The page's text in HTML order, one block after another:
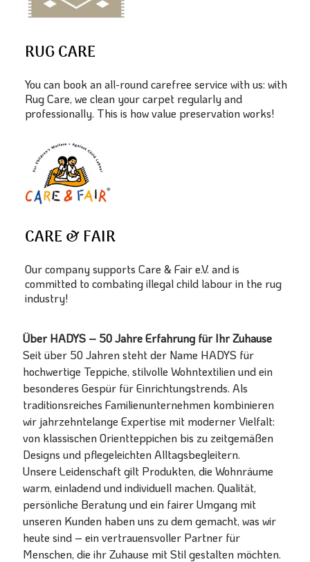
RUG CARE
You can book an all-round carefree service with us: with
Rug Care, we clean your carpet regularly and
professionally. This is how value preservation works!
CARE & FAIR
Our company supports Care & Fair e.V. and is
committed to combating illegal child labour in the rug
industry!
Über HADYS – 50 Jahre Erfahrung für Ihr Zuhause
Seit über 50 Jahren steht der Name HADYS für
hochwertige Teppiche, stilvolle Wohntextilien und ein
besonderes Gespür für Einrichtungstrends. Als
traditionsreiches Familienunternehmen kombinieren
wir jahrzehntelange Expertise mit moderner Vielfalt:
von klassischen Orientteppichen bis zu zeitgemäßen
Designs und pflegeleichten Alltagsbegleitern.
Unsere Leidenschaft gilt Produkten, die Wohnräume
warm, einladend und individuell machen. Qualität,
persönliche Beratung und ein fairer Umgang mit
unseren Kunden haben uns zu dem gemacht, was wir
heute sind – ein vertrauensvoller Partner für
Menschen, die ihr Zuhause mit Stil gestalten möchten.